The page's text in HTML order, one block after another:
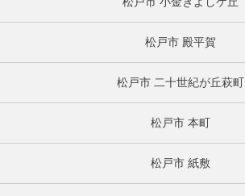
松戸市 殿平賀
松戸市 二十世紀が丘萩町
松戸市 本町
松戸市 紙敷